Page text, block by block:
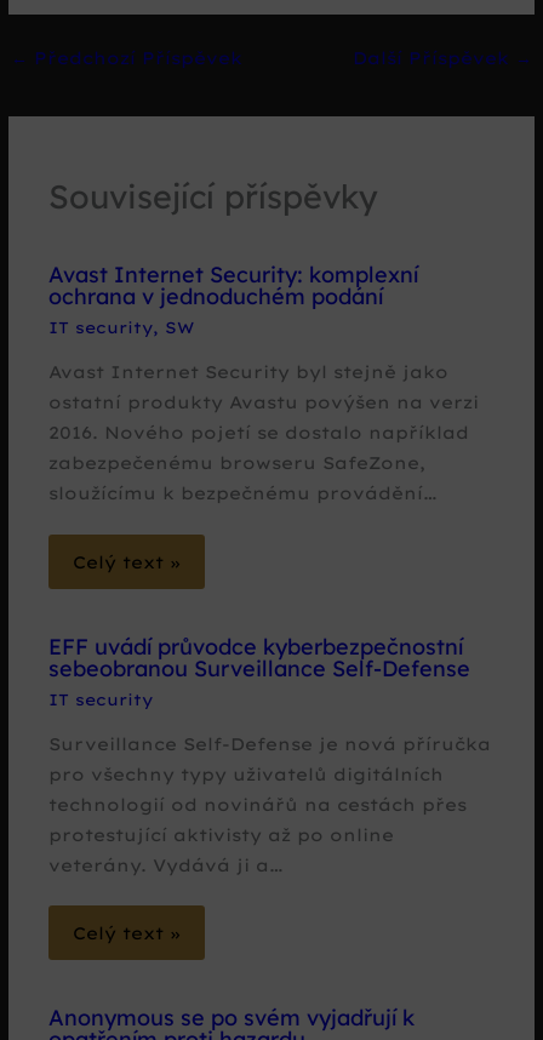
← Předchozí Příspěvek Další Příspěvek →
Související příspěvky
Avast Internet Security: komplexní
ochrana v jednoduchém podání
IT security, SW
Avast Internet Security byl stejně jako
ostatní produkty Avastu povýšen na verzi
2016. Nového pojetí se dostalo například
zabezpečenému browseru SafeZone,
sloužícímu k bezpečnému provádění…
Celý text »
EFF uvádí průvodce kyberbezpečnostní
sebeobranou Surveillance Self-Defense
IT security
Surveillance Self-Defense je nová příručka
pro všechny typy uživatelů digitálních
technologií od novinářů na cestách přes
protestující aktivisty až po online
veterány. Vydává ji a…
Celý text »
Anonymous se po svém vyjadřují k